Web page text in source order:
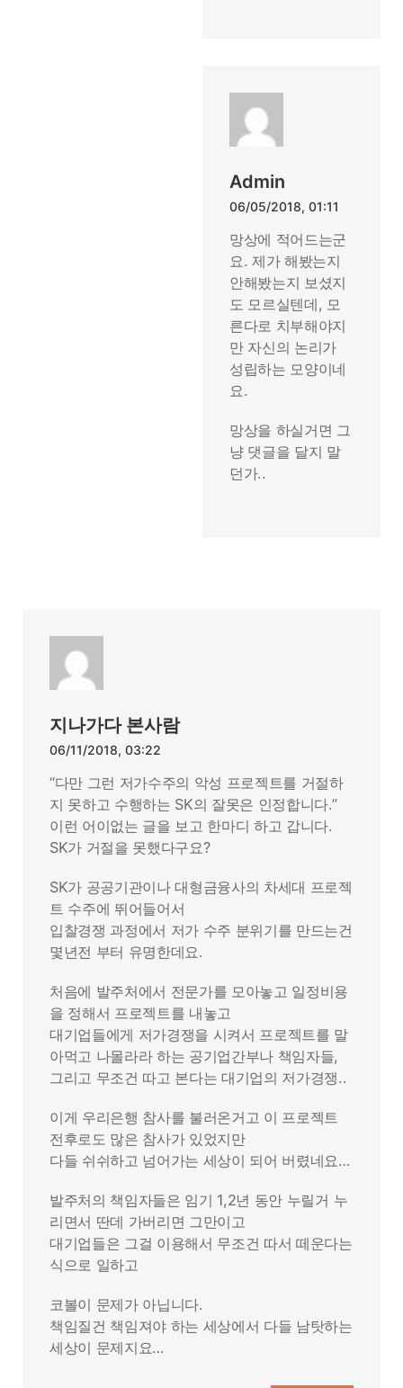
Admin
06/05/2018, 01:11
망상에 적어드는군
요. 제가 해봤는지
안해봤는지 보셨지
도 모르실텐데, 모
른다로 치부해야지
만 자신의 논리가
성립하는 모양이네
요.
망상을 하실거면 그
냥 댓글을 달지 말
던가..
지나가다 본사람
06/11/2018, 03:22
“다만 그런 저가수주의 악성 프로젝트를 거절하
지 못하고 수행하는 SK의 잘못은 인정합니다.”
이런 어이없는 글을 보고 한마디 하고 갑니다.
SK가 거절을 못했다구요?
SK가 공공기관이나 대형금융사의 차세대 프로젝
트 수주에 뛰어들어서
입찰경쟁 과정에서 저가 수주 분위기를 만드는건
몇년전 부터 유명한데요.
처음에 발주처에서 전문가를 모아놓고 일정비용
을 정해서 프로젝트를 내놓고
대기업들에게 저가경쟁을 시켜서 프로젝트를 말
아먹고 나몰라라 하는 공기업간부나 책임자들,
그리고 무조건 따고 본다는 대기업의 저가경쟁..
이게 우리은행 참사를 불러온거고 이 프로젝트
전후로도 많은 참사가 있었지만
다들 쉬쉬하고 넘어가는 세상이 되어 버렸네요…
발주처의 책임자들은 임기 1,2년 동안 누릴거 누
리면서 딴데 가버리면 그만이고
대기업들은 그걸 이용해서 무조건 따서 떼운다는
식으로 일하고
코볼이 문제가 아닙니다.
책임질건 책임져야 하는 세상에서 다들 남탓하는
세상이 문제지요…